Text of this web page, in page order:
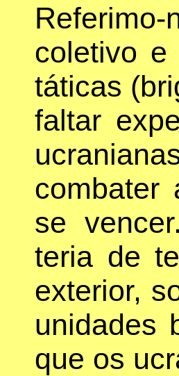
coletivo e
táticas
faltar
combater
se
teria de
exterior,
unidades
que os